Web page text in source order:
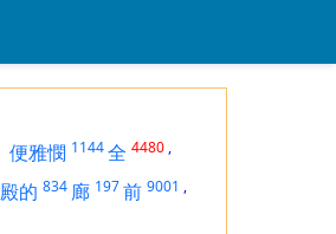
便雅憫 1144全 4480 ,
殿的 834 廊 197前 9001 ,